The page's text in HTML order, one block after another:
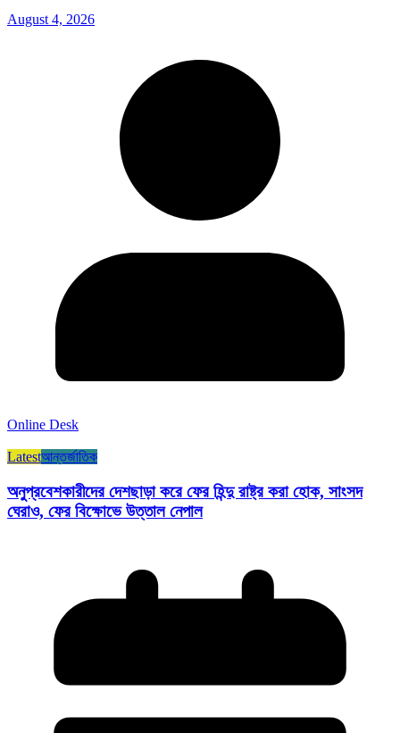
August 4, 2026
Online Desk
Latestআন্তর্জাতিক
অনুপ্রবেশকারীদের দেশছাড়া করে ফের হিন্দু রাষ্ট্র করা হোক, সাংসদ
ঘেরাও, ফের বিক্ষোভে উত্তাল নেপাল